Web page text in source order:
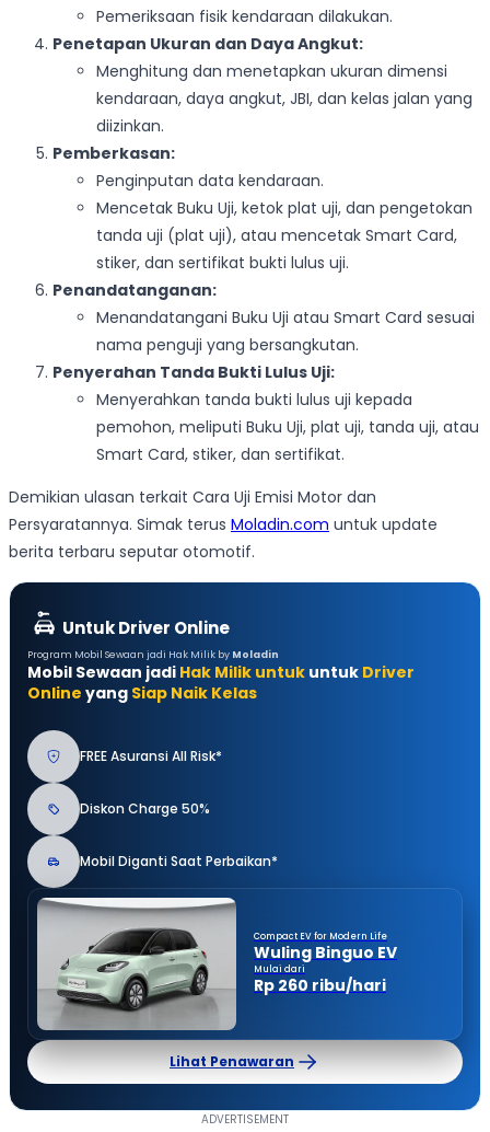
Pemeriksaan fisik kendaraan dilakukan.
Penetapan Ukuran dan Daya Angkut:
Menghitung dan menetapkan ukuran dimensi
kendaraan, daya angkut, JBI, dan kelas jalan yang
diizinkan.
Pemberkasan:
Penginputan data kendaraan.
Mencetak Buku Uji, ketok plat uji, dan pengetokan
tanda uji (plat uji), atau mencetak Smart Card,
stiker, dan sertifikat bukti lulus uji.
Penandatanganan:
Menandatangani Buku Uji atau Smart Card sesuai
nama penguji yang bersangkutan.
Penyerahan Tanda Bukti Lulus Uji:
Menyerahkan tanda bukti lulus uji kepada
pemohon, meliputi Buku Uji, plat uji, tanda uji, atau
Smart Card, stiker, dan sertifikat.
Demikian ulasan terkait Cara Uji Emisi Motor dan
Persyaratannya. Simak terus Moladin.com untuk update
berita terbaru seputar otomotif.
Untuk Driver Online
Program Mobil Sewaan jadi Hak Milik by Moladin
Mobil Sewaan jadi Hak Milik untuk untuk Driver
Online yang Siap Naik Kelas
FREE Asuransi All Risk*
Diskon Charge 50%
Mobil Diganti Saat Perbaikan*
Compact EV for Modern Life
Wuling Binguo EV
Mulai dari
Rp 260 ribu/hari
Lihat Penawaran